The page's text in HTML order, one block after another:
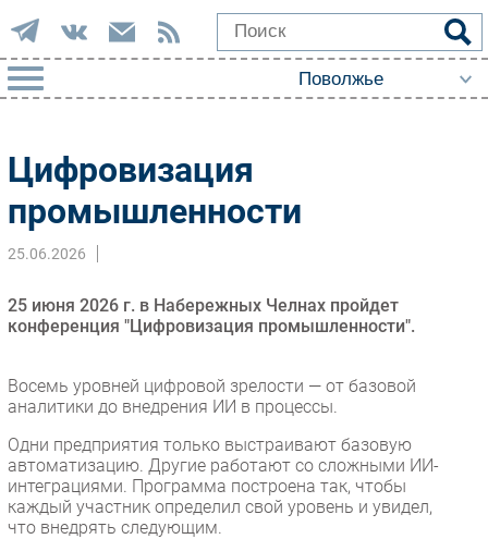
Импорто­замещение
Автоматизация Промышленности
Интернет
Фиксированная связь
Интеграция
Маркетинг
Оборудование
ПО
Outsourcing
Цифровизация
промышленности
25.06.2026
25 июня 2026 г. в Набережных Челнах пройдет
конференция "Цифровизация промышленности".
Восемь уровней цифровой зрелости — от базовой
аналитики до внедрения ИИ в процессы.
Одни предприятия только выстраивают базовую
автоматизацию. Другие работают со сложными ИИ-
интеграциями. Программа построена так, чтобы
каждый участник определил свой уровень и увидел,
что внедрять следующим.